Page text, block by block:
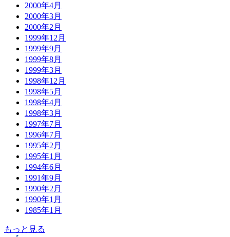
2000年4月
2000年3月
2000年2月
1999年12月
1999年9月
1999年8月
1999年3月
1998年12月
1998年5月
1998年4月
1998年3月
1997年7月
1996年7月
1995年2月
1995年1月
1994年6月
1991年9月
1990年2月
1990年1月
1985年1月
もっと見る